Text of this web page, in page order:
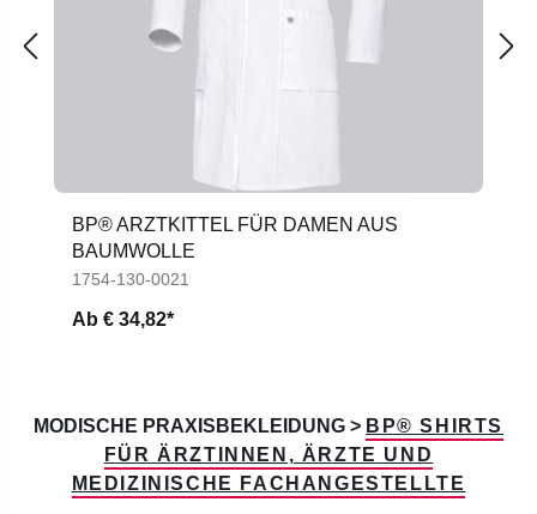
BP® ARZTKITTEL FÜR DAMEN AUS
BAUMWOLLE
1754-130-0021
Ab € 34,82*
MODISCHE PRAXISBEKLEIDUNG > BP® SHIRTS
FÜR ÄRZTINNEN, ÄRZTE UND
MEDIZINISCHE FACHANGESTELLTE